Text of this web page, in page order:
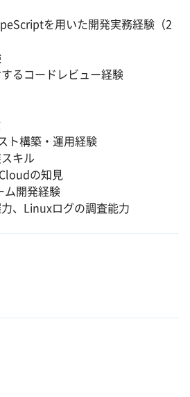
を用いた開発実務経験（2
るコードレビュー経験
ト構築・運用経験
キル
の知見
ム開発経験
、Linuxログの調査能力